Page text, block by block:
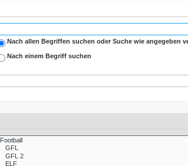
Nach allen Begriffen suchen oder Suche wie angegeben
Nach einem Begriff suchen